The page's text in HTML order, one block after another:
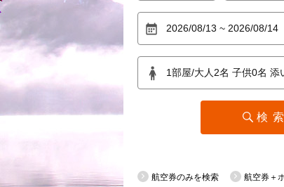
検索
航空券のみを検索 航空券＋